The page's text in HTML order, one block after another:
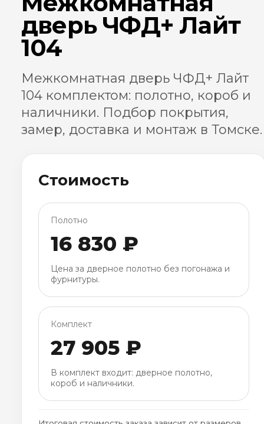
дверь ЧФД+ Лайт
104
Межкомнатная дверь ЧФД+ Лайт
104 комплектом: полотно, короб и
наличники. Подбор покрытия,
замер, доставка и монтаж в Томске.
Стоимость
Полотно
16 830 ₽
Цена за дверное полотно без погонажа и
фурнитуры.
Комплект
27 905 ₽
В комплект входит: дверное полотно,
короб и наличники.